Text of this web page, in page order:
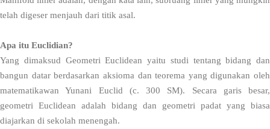
telah digeser menjauh dari titik asal.
Apa itu Euclidian?
Yang dimaksud Geometri Euclidean yaitu studi tentang bidang dan
bangun datar berdasarkan aksioma dan teorema yang digunakan oleh
matematikawan Yunani Euclid (c. 300 SM). Secara garis besar,
geometri Euclidean adalah bidang dan geometri padat yang biasa
diajarkan di sekolah menengah.